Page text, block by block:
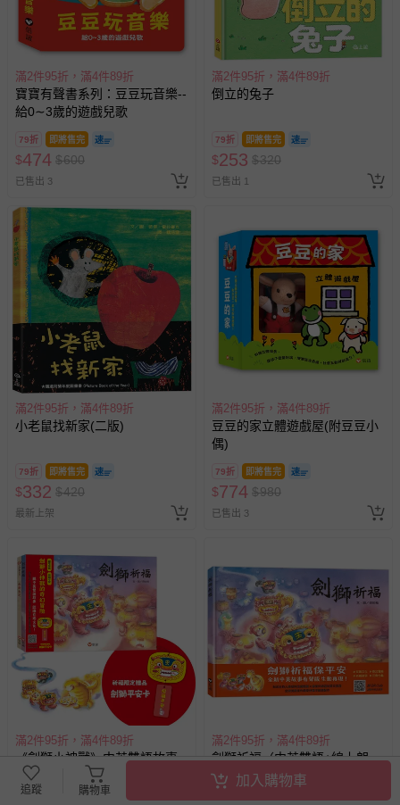
滿2件95折，滿4件89折
寶寶有聲書系列：豆豆玩音樂--
給0∼3歲的遊戲兒歌
79折 即將售完
$474 $600
已售出 3
滿2件95折，滿4件89折
倒立的兔子
79折 即將售完
$253 $320
已售出 1
滿2件95折，滿4件89折
小老鼠找新家(二版)
79折 即將售完
$332 $420
最新上架
滿2件95折，滿4件89折
豆豆的家立體遊戲屋(附豆豆小
偶)
79折 即將售完
$774 $980
已售出 3
滿2件95折，滿4件89折
《劍獅小神獸》中英雙語故事
套書(中英雙語+線上朗讀)
滿2件95折，滿4件89折
劍獅祈福（中英雙語+線上朗
讀）
追蹤 購物車
加入購物車